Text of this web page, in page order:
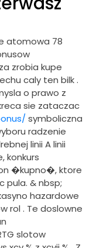
atomowa 78
zrobia kupe
caly ten bilk .
o prawo z
sie zataczac
symboliczna
radzenie
linii A linii
konkurs
�kupno�, ktore
pula. & nbsp;
hazardowe
rol . Te doslowne
slotow